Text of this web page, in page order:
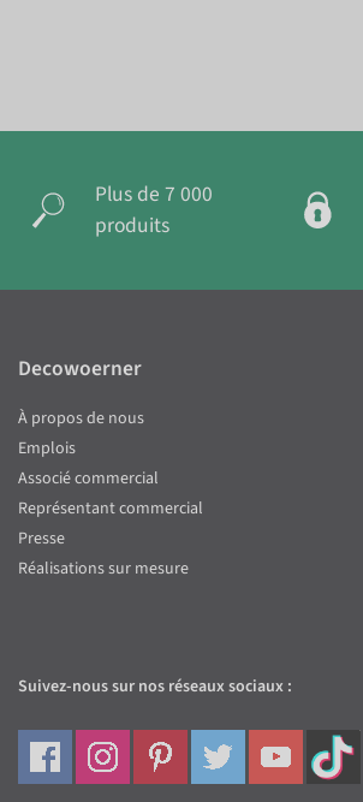
Plus de 7 000
produits
Decowoerner
À propos de nous
Emplois
Associé commercial
Représentant commercial
Presse
Réalisations sur mesure
Suivez-nous sur nos réseaux sociaux :